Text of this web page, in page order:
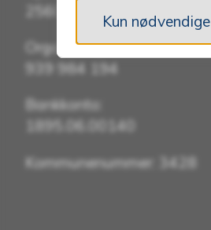
2560 Alvdal
Organisasjonsnummer:
939 984 194
Bankkonto:
1895.06.00140
Kommunenummer: 3428
Kun nødvendige